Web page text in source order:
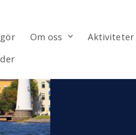
Om oss Aktiviteter